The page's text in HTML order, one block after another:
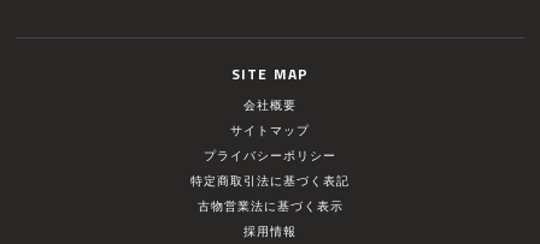
SITE MAP
会社概要
サイトマップ
プライバシーポリシー
特定商取引法に基づく表記
古物営業法に基づく表示
採用情報